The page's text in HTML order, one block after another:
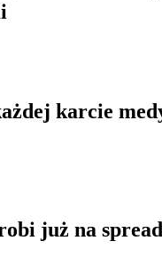
karcie
już na